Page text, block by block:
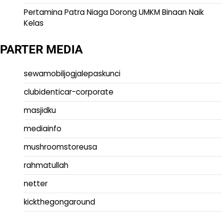
Pertamina Patra Niaga Dorong UMKM Binaan Naik
Kelas
PARTER MEDIA
sewamobiljogjalepaskunci
clubidenticar-corporate
masjidku
mediainfo
mushroomstoreusa
rahmatullah
netter
kickthegongaround